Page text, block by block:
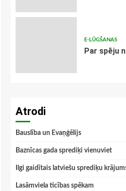
E-LŪGŠANAS
Par spēju
Atrodi
Bauslība un Evaņģēlijs
Baznīcas gada sprediķi vienuviet
Ilgi gaidītais latviešu sprediķu
Lasāmviela ticības spēkam